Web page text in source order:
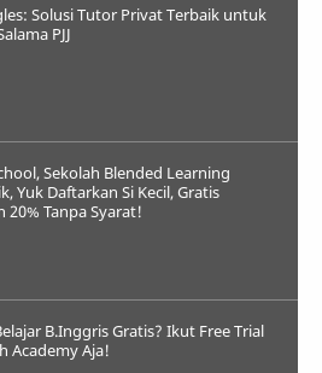
Solusi Tutor Privat Terbaik untuk
PJJ
Sekolah Blended Learning
Yuk Daftarkan Si Kecil, Gratis
20% Tanpa Syarat!
B.Inggris Gratis? Ikut Free Trial
Academy Aja!